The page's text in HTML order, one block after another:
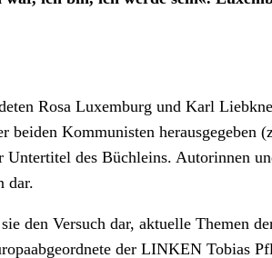
Rosa Luxemburg und Karl
Kommunisten herausgegeben
des Büchleins. Autorinnen
dar.
den Versuch dar, aktuelle Themen
der LINKEN Tobias